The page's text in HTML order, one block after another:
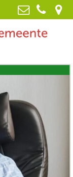
Leiderdorp
2, 2352 TD